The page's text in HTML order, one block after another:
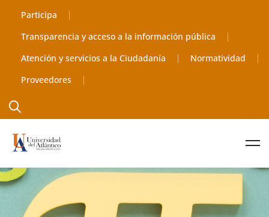
Participa
Transparencia y acceso a la información pública
Atención y servicios a la Ciudadanía
Normatividad
Proveedores